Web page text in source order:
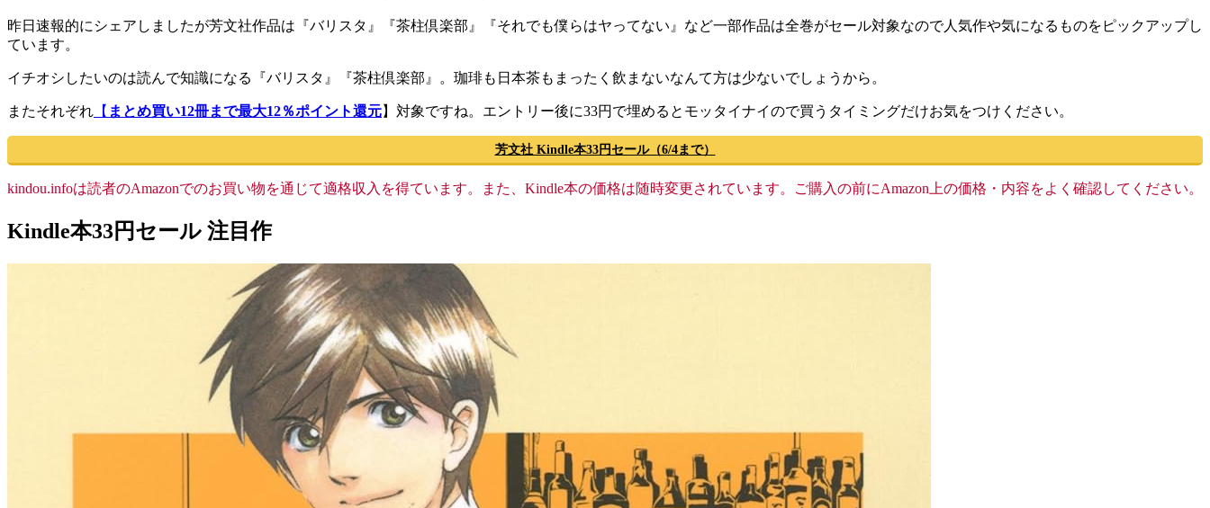
昨日速報的にシェアしましたが芳文社作品は『バリスタ』『茶柱倶楽部』『それでも僕らはヤってない』など一部作品は全巻がセール対象なので人気作や気になるものをピックアップし
ています。
イチオシしたいのは読んで知識になる『バリスタ』『茶柱倶楽部』。珈琲も日本茶もまったく飲まないなんて方は少ないでしょうから。
またそれぞれ 【 まとめ買い12冊まで最大12％ポイント還元】対象ですね。エントリー後に33円で埋めるとモッタイナイので買うタイミングだけお気をつけください。
芳文社 Kindle本33円セール（6/4まで）
kindou.infoは読者のAmazonでのお買い物を通じて適格収入を得ています。また、Kindle本の価格は随時変更されています。ご購入の前にAmazon上の価格・内容をよく確認してください。
Kindle本33円セール 注目作